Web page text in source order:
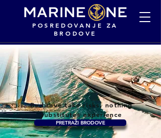
POSREDOVANJE ZA
BRODOVE
Be brave take risks, nothing
substitutes experience
PRETRAŽI BRODOVE